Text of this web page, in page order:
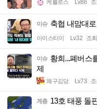
케를로스 Lv.86
이슈 축협 내맘대
아이스티이 Lv.32 조
이슈 황희...폐버스
제
왜구김당 Lv.73
계층 13호 태풍 돌